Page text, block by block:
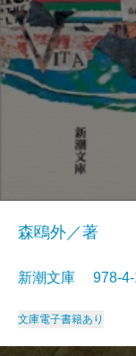
森鴎外／著
新潮文庫 978-
文庫電子書籍あり